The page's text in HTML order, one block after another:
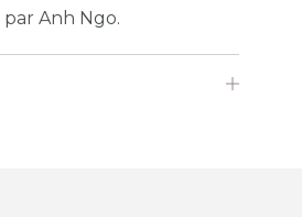
Anh Ngo.